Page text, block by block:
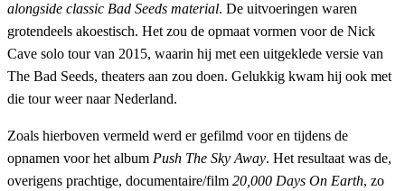
alongside classic Bad Seeds material. De uitvoeringen waren
grotendeels akoestisch. Het zou de opmaat vormen voor de Nick
Cave solo tour van 2015, waarin hij met een uitgeklede versie van
The Bad Seeds, theaters aan zou doen. Gelukkig kwam hij ook met
die tour weer naar Nederland.
Zoals hierboven vermeld werd er gefilmd voor en tijdens de
opnamen voor het album Push The Sky Away. Het resultaat was de,
overigens prachtige, documentaire/film 20,000 Days On Earth, zo